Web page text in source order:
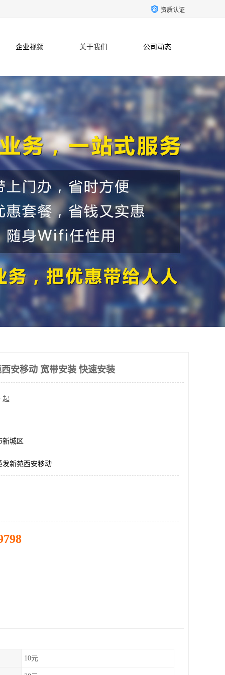
资质认证
企业视频 关于我们 公司动态
联系方式
安移动 宽带安装 快速安装
起
新城区
发新苑西安移动
10元